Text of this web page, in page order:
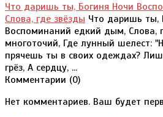
Что даришь ты, Богиня Ночи
Слова, где звёзды Что даришь ты,
Воспоминаний едкий дым, Слова,
многоточий, Где лунный шелест:
прячешь ты в своих одеждах?
грёз, А сердцу, ...
Комментарии (0)
Нет комментариев. Ваш будет